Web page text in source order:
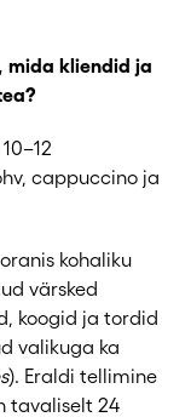
mida kliendid ja
cappuccino ja
kohaliku
värsked
koogid ja tordid
valikuga ka
). Eraldi tellimine
tavaliselt 24